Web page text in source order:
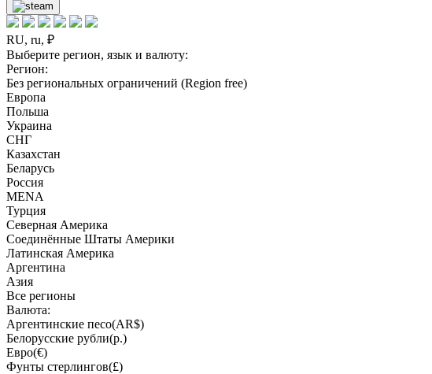
RU, ru, ₽
Выберите регион, язык и валюту:
Регион:
Без региональных ограничений (Region free)
Европа
Польша
Украина
СНГ
Казахстан
Беларусь
Россия
MENA
Турция
Северная Америка
Соединённые Штаты Америки
Латинская Америка
Аргентина
Азия
Все регионы
Валюта:
Аргентинские песо(AR$)
Белорусские рубли(р.)
Евро(€)
Фунты стерлингов(£)